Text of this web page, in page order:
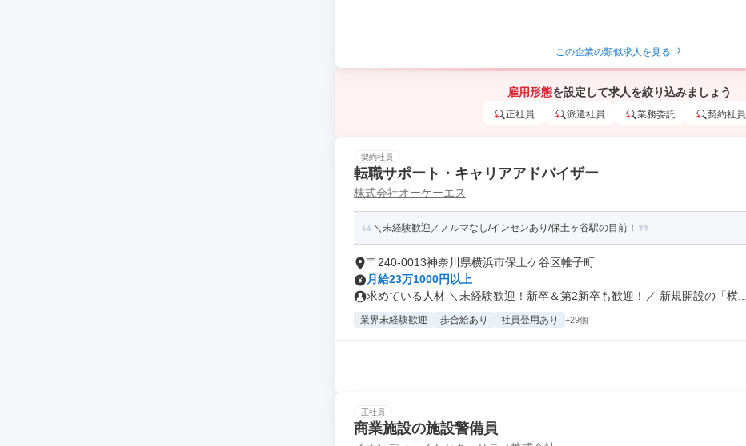
この企業の類似求人を見る
雇用形態を設定して求人を絞り込みましょう
正社員 派遣社員 業務委託 契約社員
契約社員
転職サポート・キャリアアドバイザー
株式会社オーケーエス
＼未経験歓迎／ノルマなし/インセンあり/保土ヶ谷駅の目前！
〒240-0013神奈川県横浜市保土ケ谷区帷子町
月給23万1000円以上
求めている人材 ＼未経験歓迎！新卒＆第2新卒も歓迎！／ 新規開設の「横...
業界未経験歓迎 歩合給あり 社員登用あり +29個
正社員
商業施設の施設警備員